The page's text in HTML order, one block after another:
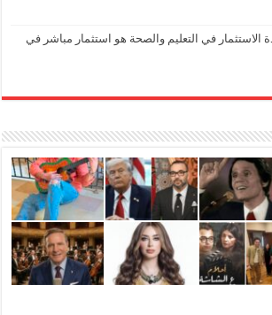
الاستثمار في التعليم والصحة هو استثمار مباشر في